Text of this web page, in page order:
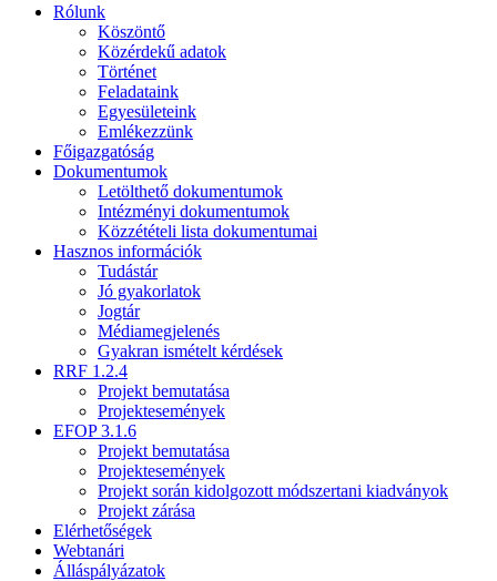
Rólunk
Köszöntő
Közérdekű adatok
Történet
Feladataink
Egyesületeink
Emlékezzünk
Főigazgatóság
Dokumentumok
Letölthető dokumentumok
Intézményi dokumentumok
Közzétételi lista dokumentumai
Hasznos információk
Tudástár
Jó gyakorlatok
Jogtár
Médiamegjelenés
Gyakran ismételt kérdések
RRF 1.2.4
Projekt bemutatása
Projektesemények
EFOP 3.1.6
Projekt bemutatása
Projektesemények
Projekt során kidolgozott módszertani kiadványok
Projekt zárása
Elérhetőségek
Webtanári
Álláspályázatok